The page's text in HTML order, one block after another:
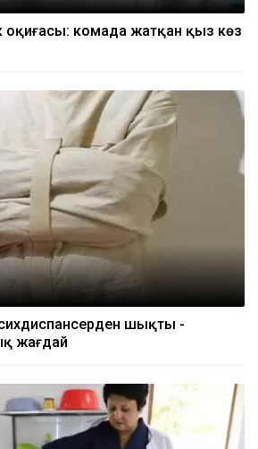
оқиғасы: комада жатқан қыз көз
шықты -
жағдай